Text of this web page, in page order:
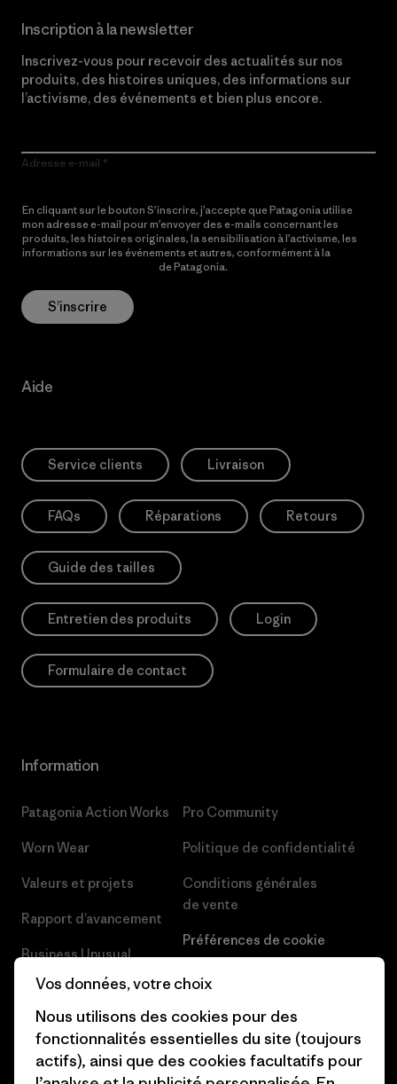
Inscription à la newsletter
Inscrivez-vous pour recevoir des actualités sur nos
produits, des histoires uniques, des informations sur
l’activisme, des événements et bien plus encore.
Adresse e-mail
En cliquant sur le bouton S’inscrire, j’accepte que Patagonia utilise
mon adresse e-mail pour m’envoyer des e-mails concernant les
produits, les histoires originales, la sensibilisation à l’activisme, les
informations sur les événements et autres, conformément à la
de Patagonia.
S’inscrire
Aide
Service clients Livraison
FAQs Réparations Retours
Guide des tailles
Entretien des produits Login
Formulaire de contact
Information
Patagonia Action Works
Worn Wear
Valeurs et projets
Rapport d’avancement
Business Unusual
Objectifs climatiques
1% For The Planet
Comment nous
Pro Community
Politique de confidentialité
Conditions générales
de vente
Préférences de cookie
Carrières
Presse et media
Industry program
Vos données, votre choix
Nous utilisons des cookies pour des
fonctionnalités essentielles du site (toujours
actifs), ainsi que des cookies facultatifs pour